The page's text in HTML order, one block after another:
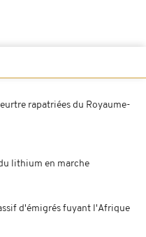
rapatriées du Royaume-
lithium en marche
d'émigrés fuyant l'Afrique